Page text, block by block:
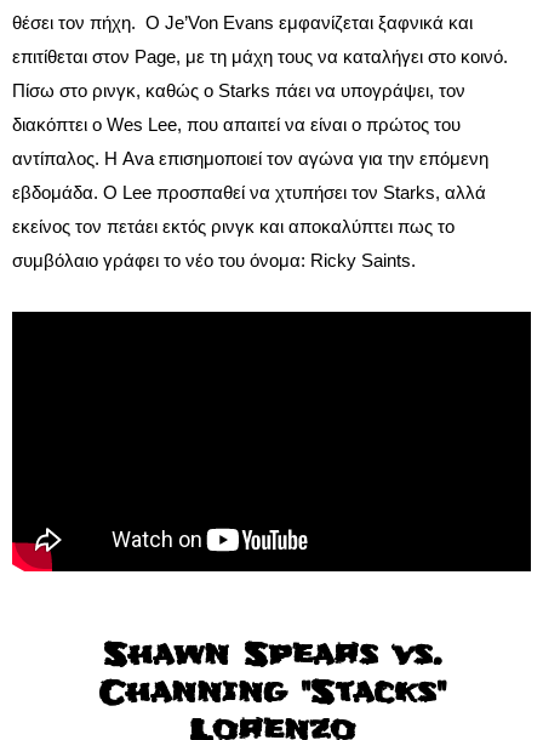
θέσει τον πήχη. Ο Je’Von Evans εμφανίζεται ξαφνικά και
επιτίθεται στον Page, με τη μάχη τους να καταλήγει στο κοινό.
Πίσω στο ρινγκ, καθώς ο Starks πάει να υπογράψει, τον
διακόπτει ο Wes Lee, που απαιτεί να είναι ο πρώτος του
αντίπαλος. Η Ava επισημοποιεί τον αγώνα για την επόμενη
εβδομάδα. Ο Lee προσπαθεί να χτυπήσει τον Starks, αλλά
εκείνος τον πετάει εκτός ρινγκ και αποκαλύπτει πως το
συμβόλαιο γράφει το νέο του όνομα: Ricky Saints.
Shawn Spears vs.
Channing "Stacks"
Lorenzo